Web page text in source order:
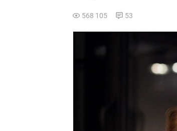
568 105 53